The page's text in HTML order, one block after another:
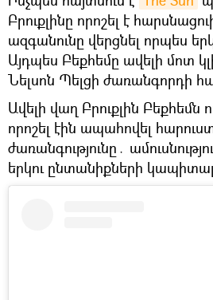
Բրուքլինը որոշել է
ազգանունը վերցնել որպես
Այդպես Բեքհեմը ավելի մոտ
Նելսոն Պելցի ժառանգորդի
Ավելի վաղ Բրուքլին Բեքհեմն
որոշել էին ապահովել
ժառանգությունը․
երկու ընտանիքների